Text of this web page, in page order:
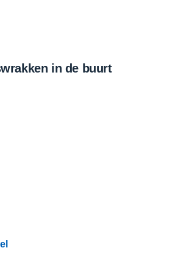
in de buurt